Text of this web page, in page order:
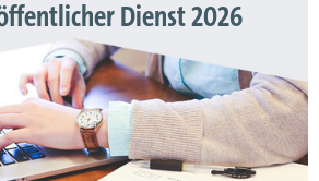
Dienst 2026